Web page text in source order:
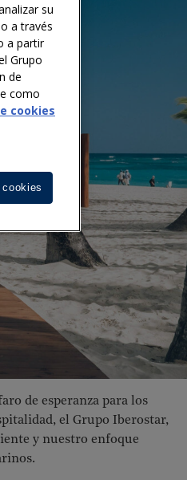
de esperanza para los
el Grupo Iberostar,
y nuestro enfoque
su
a través
a partir
Grupo
de
como
cookies
cookies